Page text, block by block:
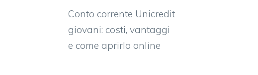
Conto corrente Unicredit
giovani: costi, vantaggi
e come aprirlo online